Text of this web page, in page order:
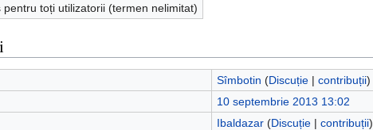
pentru toți utilizatorii (termen nelimitat)
Sîmbotin (Discuție| contribuții)
10 septembrie 2013 13:02
Ibaldazar (Discuție| contribuții)